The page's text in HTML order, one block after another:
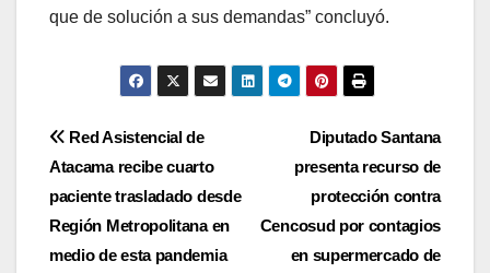
que de solución a sus demandas” concluyó.
Navegación
de
entradas
Diputado Santana
presenta recurso de
protección contra
Cencosud por contagios
en supermercado de
Red Asistencial de
Atacama recibe cuarto
paciente trasladado desde
Región Metropolitana en
medio de esta pandemia